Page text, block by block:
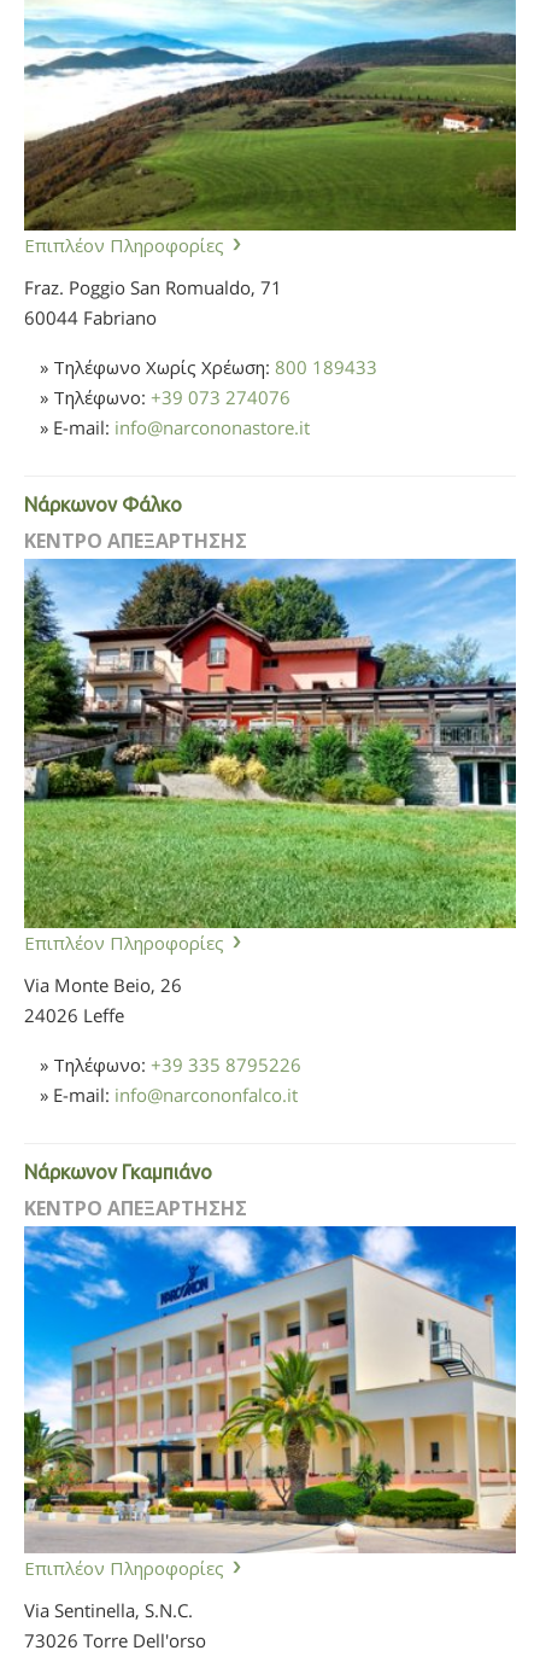
Επιπλέον Πληροφορίες
Fraz. Poggio San Romualdo, 71
60044 Fabriano
» Τηλέφωνο Χωρίς Χρέωση: 800 189433
» Τηλέφωνο: +39 073 274076
» E-mail: info@narcononastore.it
Νάρκωνον Φάλκο
ΚΕΝΤΡΟ ΑΠΕΞΑΡΤΗΣΗΣ
Επιπλέον Πληροφορίες
Via Monte Beio, 26
24026 Leffe
» Τηλέφωνο: +39 335 8795226
» E-mail: info@narcononfalco.it
Νάρκωνον Γκαμπιάνο
ΚΕΝΤΡΟ ΑΠΕΞΑΡΤΗΣΗΣ
Επιπλέον Πληροφορίες
Via Sentinella, S.N.C.
73026 Torre Dell'orso